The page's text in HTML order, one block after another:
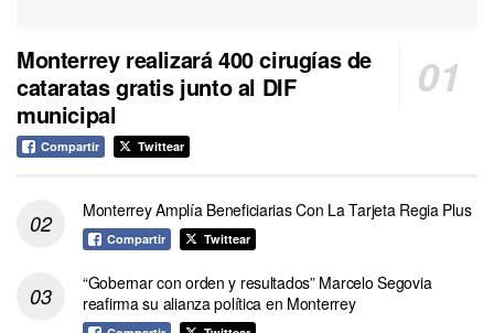
Monterrey realizará 400 cirugías de
cataratas gratis junto al DIF
municipal
Compartir Twittear
Monterrey Amplía Beneficiarias Con La Tarjeta Regia Plus
Compartir Twittear
“Gobernar con orden y resultados” Marcelo Segovia
reafirma su alianza política en Monterrey